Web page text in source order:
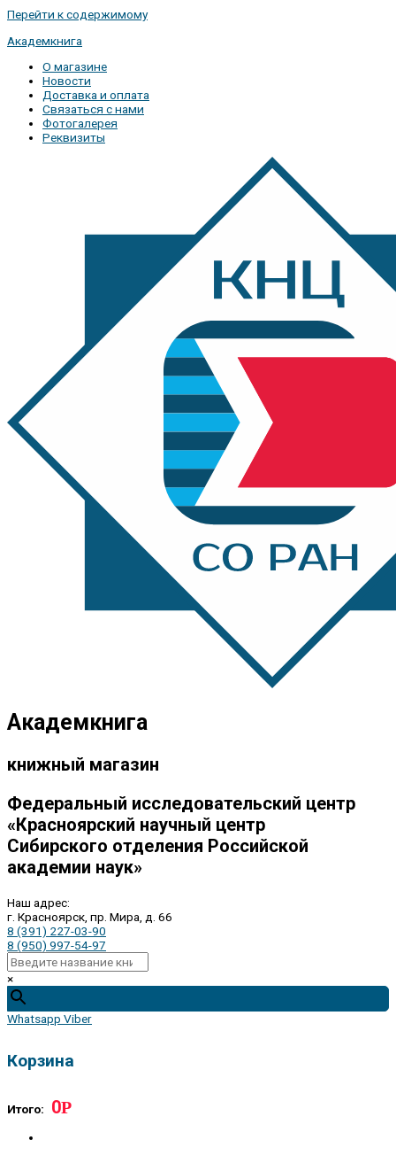
Перейти к содержимому
Академкнига
О магазине
Новости
Доставка и оплата
Связаться с нами
Фотогалерея
Реквизиты
Академкнига
книжный магазин
Федеральный исследовательский центр
«Красноярский научный центр
Сибирского отделения Российской
академии наук»
Наш адрес:
г. Красноярск, пр. Мира, д. 66
8 (391) 227-03-90
8 (950) 997-54-97
×
Whatsapp Viber
Корзина
Итого: 0Р